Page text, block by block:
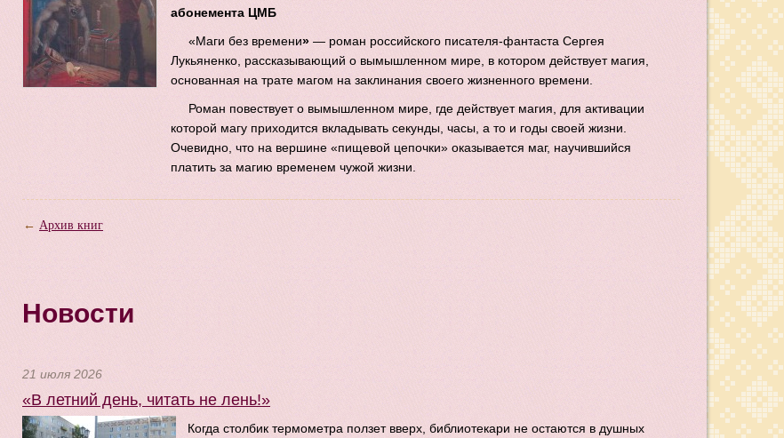
абонемента ЦМБ
«Маги без времени» — роман российского писателя-фантаста Сергея
Лукьяненко, рассказывающий о вымышленном мире, в котором действует магия,
основанная на трате магом на заклинания своего жизненного времени.
Роман повествует о вымышленном мире, где действует магия, для активации
которой магу приходится вкладывать секунды, часы, а то и годы своей жизни.
Очевидно, что на вершине «пищевой цепочки» оказывается маг, научившийся
платить за магию временем чужой жизни.
← Архив книг
Новости
21 июля 2026
«В летний день, читать не лень!»
Когда столбик термометра ползет вверх, библиотекари не остаются в душных